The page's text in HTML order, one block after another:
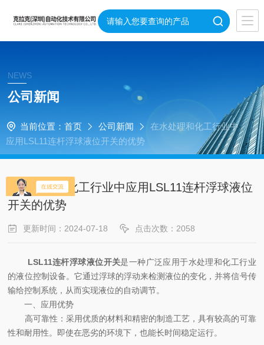
NEWS
公司新闻
当前位置： 首页 公司新闻
在水处理和化工行业中
应用LSL11连杆浮球液位开关的优势
在水处理和化工行业中应用LSL11连杆浮球液位
开关的优势
更新时间：2024-07-18 点击次数：2058
LSL11连杆浮球液位开关是一种广泛应用于水处理和化工行业
的液位控制设备。它通过浮球的浮动来检测液位的变化，并将信号传
输给控制系统，从而实现液位的自动调节。
一、应用优势
高可靠性：采用优质的材料和精密的制造工艺，具有较高的可靠
性和耐用性。即使在恶劣的环境下，也能长时间稳定运行。